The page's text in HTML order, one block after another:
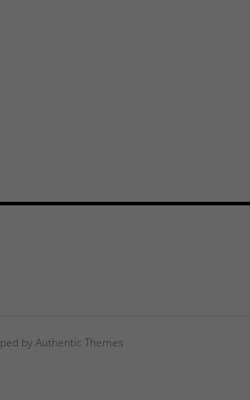
by Authentic Themes